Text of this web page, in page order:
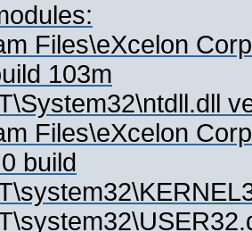
Files\eXcelon
103m
Files\eXcelon
build